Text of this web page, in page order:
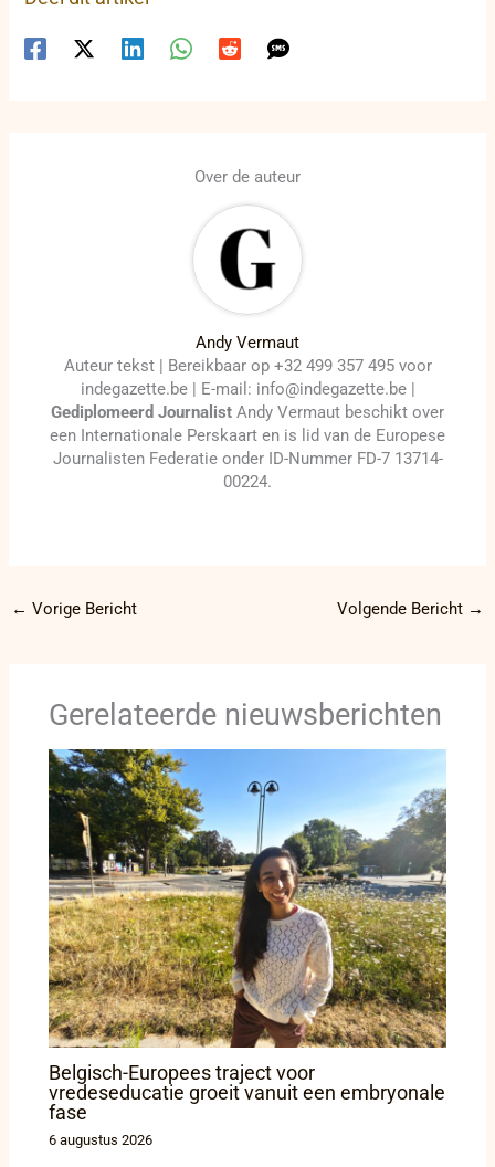
Over de auteur
Andy Vermaut
Auteur tekst | Bereikbaar op +32 499 357 495 voor
indegazette.be | E-mail: info@indegazette.be |
Gediplomeerd Journalist Andy Vermaut beschikt over
een Internationale Perskaart en is lid van de Europese
Journalisten Federatie onder ID-Nummer FD-7 13714-
00224.
← Vorige Bericht Volgende Bericht →
Gerelateerde nieuwsberichten
Belgisch-Europees traject voor
vredeseducatie groeit vanuit een embryonale
fase
6 augustus 2026